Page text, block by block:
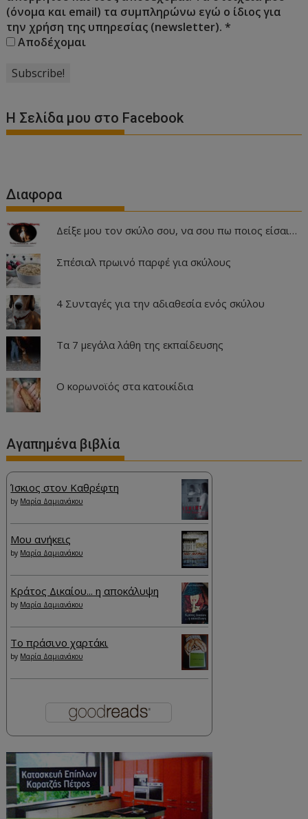
(όνομα και email) τα συμπληρώνω εγώ ο ίδιος για
την χρήση της υπηρεσίας (newsletter).*
Αποδέχομαι
Η Σελίδα μου στο Facebook
Διαφορα
Δείξε μου τον σκύλο σου, να σου πω ποιος είσαι…
Σπέσιαλ πρωινό παρφέ για σκύλους
4 Συνταγές για την αδιαθεσία ενός σκύλου
Τα 7 μεγάλα λάθη της εκπαίδευσης
Ο κορωνοϊός στα κατοικίδια
Αγαπημένα βιβλία
Ίσκιος στον Καθρέφτη
by Μαρία Δαμιανάκου
Μου ανήκεις
by Μαρία Δαμιανάκου
Κράτος Δικαίου... η αποκάλυψη
by Μαρία Δαμιανάκου
Το πράσινο χαρτάκι
by Μαρία Δαμιανάκου